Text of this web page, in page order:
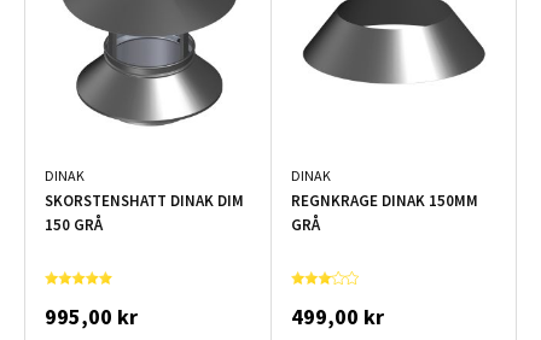
DINAK
SKORSTENSHATT DINAK DIM
150 GRÅ
995,00 kr
DINAK
REGNKRAGE DINAK 150MM
GRÅ
499,00 kr